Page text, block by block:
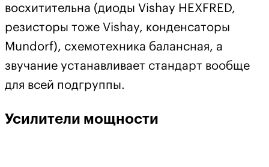
восхитительна (диоды Vishay HEXFRED,
резисторы тоже Vishay, конденсаторы
Mundorf), схемотехника балансная, а
звучание устанавливает стандарт вообще
для всей подгруппы.
Усилители мощности